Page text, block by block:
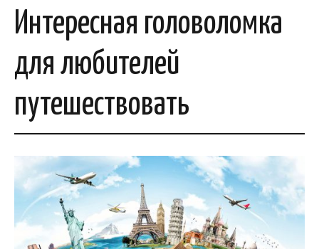
Интересная головоломка
для любителей
путешествовать